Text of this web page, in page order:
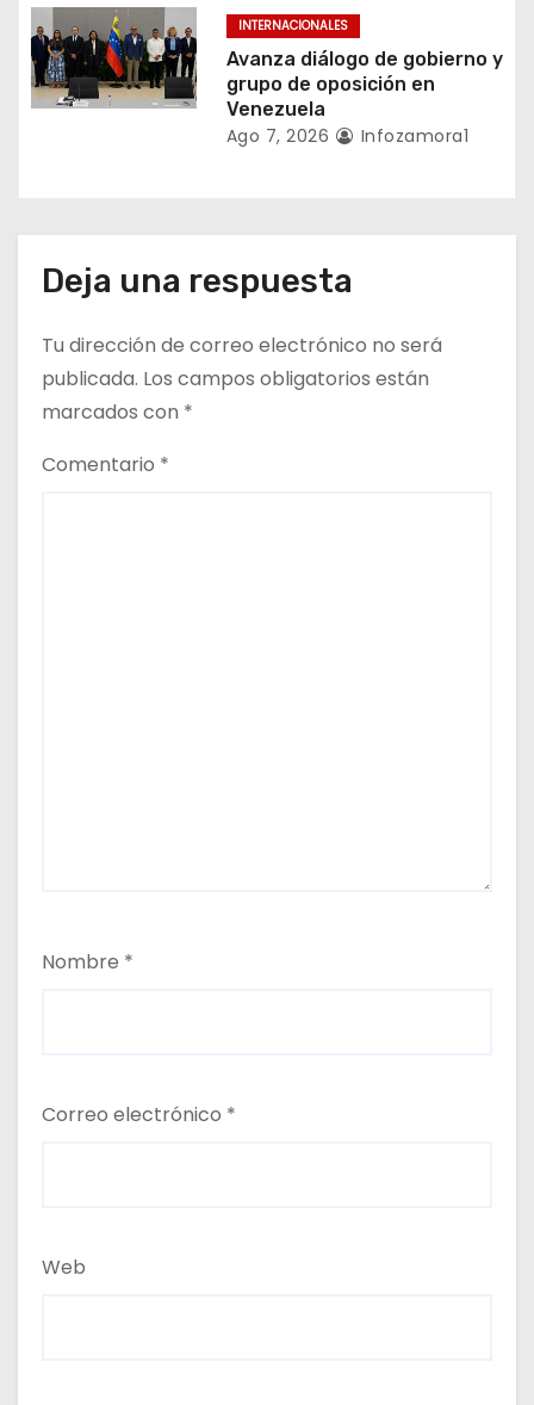
a
s
INTERNACIONALES
Avanza diálogo de gobierno y
grupo de oposición en
Venezuela
Ago 7, 2026 Infozamora1
Deja una respuesta
Tu dirección de correo electrónico no será
publicada. Los campos obligatorios están
marcados con *
Comentario *
Nombre *
Correo electrónico *
Web